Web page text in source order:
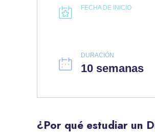
FECHA DE INICIO
DURACIÓN
10 semanas
¿Por qué estudiar un